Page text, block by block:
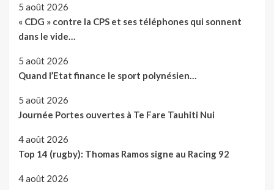
5 août 2026
« CDG » contre la CPS et ses téléphones qui sonnent
dans le vide…
5 août 2026
Quand l’Etat finance le sport polynésien…
5 août 2026
Journée Portes ouvertes à Te Fare Tauhiti Nui
4 août 2026
Top 14 (rugby): Thomas Ramos signe au Racing 92
4 août 2026